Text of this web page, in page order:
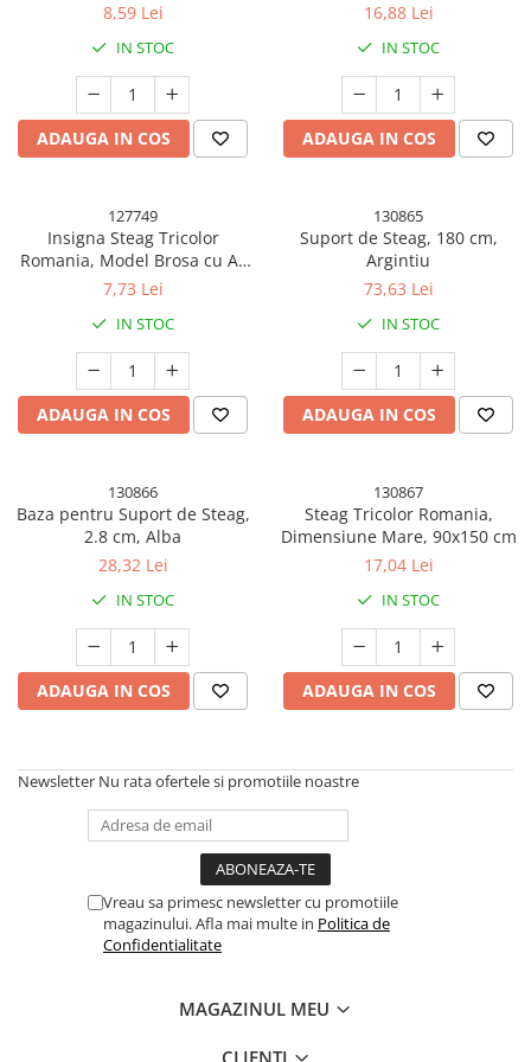
Articole pentru Gradina si Bricolaj
Articole pentru Iluminat
Corpuri de iluminat
Lampi de veghe
Articole si, Echipamente pentru
Pelerine, Umbrele si Accesorii
Videoproiectoare
8,59 Lei
IN STOC
ADAUGA IN COS
16,88 Lei
IN STOC
ADAUGA IN COS
127749
Insigna Steag Tricolor
Romania, Model Brosa cu Ac
de Siguranta, 20x20 mm
7,73 Lei
IN STOC
ADAUGA IN COS
130865
Suport de Steag, 180 cm,
Argintiu
73,63 Lei
IN STOC
ADAUGA IN COS
130866
Baza pentru Suport de Steag,
2.8 cm, Alba
28,32 Lei
IN STOC
ADAUGA IN COS
130867
Steag Tricolor Romania,
Dimensiune Mare, 90x150 cm
17,04 Lei
IN STOC
ADAUGA IN COS
Newsletter Nu rata ofertele si promotiile noastre
Vreau sa primesc newsletter cu promotiile
magazinului. Afla mai multe in Politica de
Confidentialitate
MAGAZINUL MEU
CLIENTI